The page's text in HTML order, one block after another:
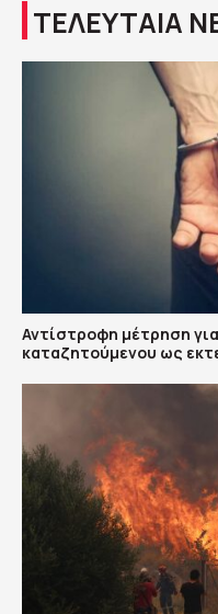
ΤΕΛΕΥΤΑΙΑ
Αντίστροφη μέτρηση
καταζητούμενου ως